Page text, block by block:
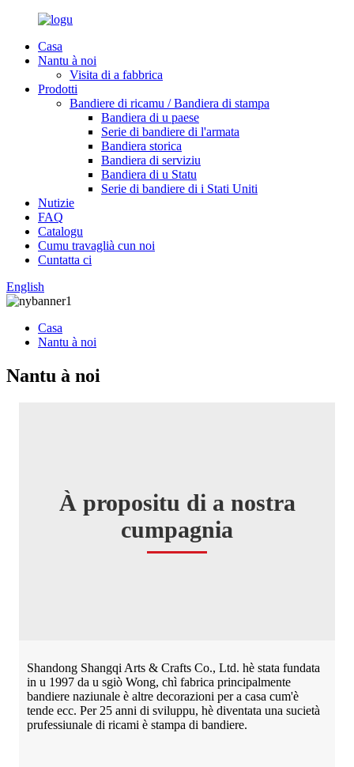
Casa
Nantu à noi
Visita di a fabbrica
Prodotti
Bandiere di ricamu / Bandiera di stampa
Bandiera di u paese
Serie di bandiere di l'armata
Bandiera storica
Bandiera di serviziu
Bandiera di u Statu
Serie di bandiere di i Stati Uniti
Nutizie
FAQ
Catalogu
Cumu travaglià cun noi
Cuntatta ci
English
Casa
Nantu à noi
Nantu à noi
À propositu di a nostra
cumpagnia
Shandong Shangqi Arts & Crafts Co., Ltd. hè stata fundata
in u 1997 da u sgiò Wong, chì fabrica principalmente
bandiere naziunale è altre decorazioni per a casa cum'è
tende ecc. Per 25 anni di sviluppu, hè diventata una sucietà
prufessiunale di ricami è stampa di bandiere.